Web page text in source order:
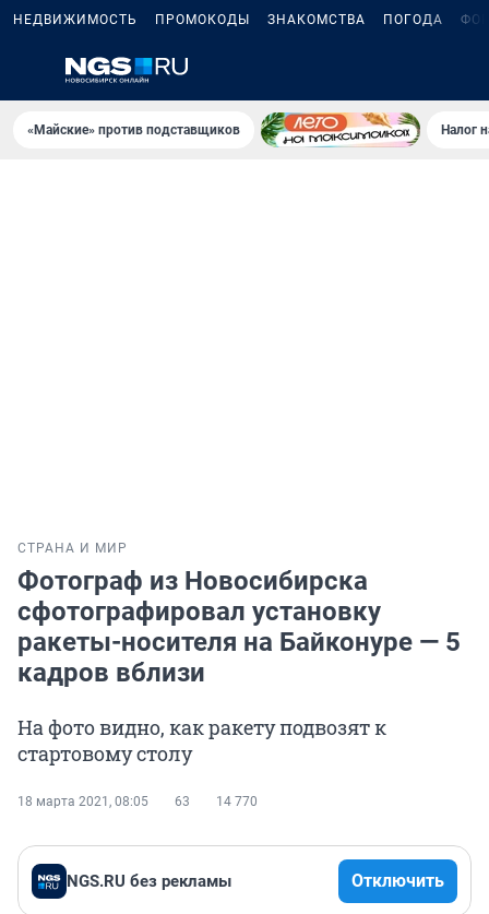
НЕДВИЖИМОСТЬ ПРОМОКОДЫ ЗНАКОМСТВА ПОГОДА
«Майские» против подставщиков Налог
СТРАНА И МИР
Фотограф из Новосибирска
сфотографировал установку
ракеты-носителя на Байконуре — 5
кадров вблизи
На фото видно, как ракету подвозят к
стартовому столу
18 марта 2021, 08:05 63 14 770
NGS.RU без рекламы Отключить